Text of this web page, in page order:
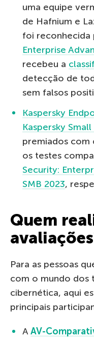
uma equipe
de Hafnium e
foi reconhecida
Enterprise
recebeu a
detecção de
sem falsos
Kaspersky
Kaspersky
premiados com
os testes
Security:
SMB 2023,
Quem
Para as pessoas
com o mundo dos
cibernética, aqui
principais
A AV-